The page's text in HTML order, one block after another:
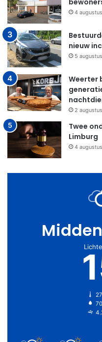
4
nieuw
5
Weerter
2
Twee
Limburg
4